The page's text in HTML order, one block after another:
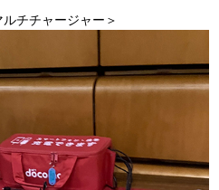
チチャージャー＞